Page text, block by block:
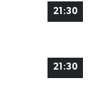
21:30
21:30